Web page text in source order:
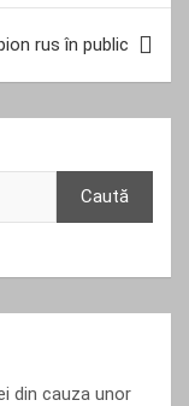
rus în public
Caută
din cauza unor